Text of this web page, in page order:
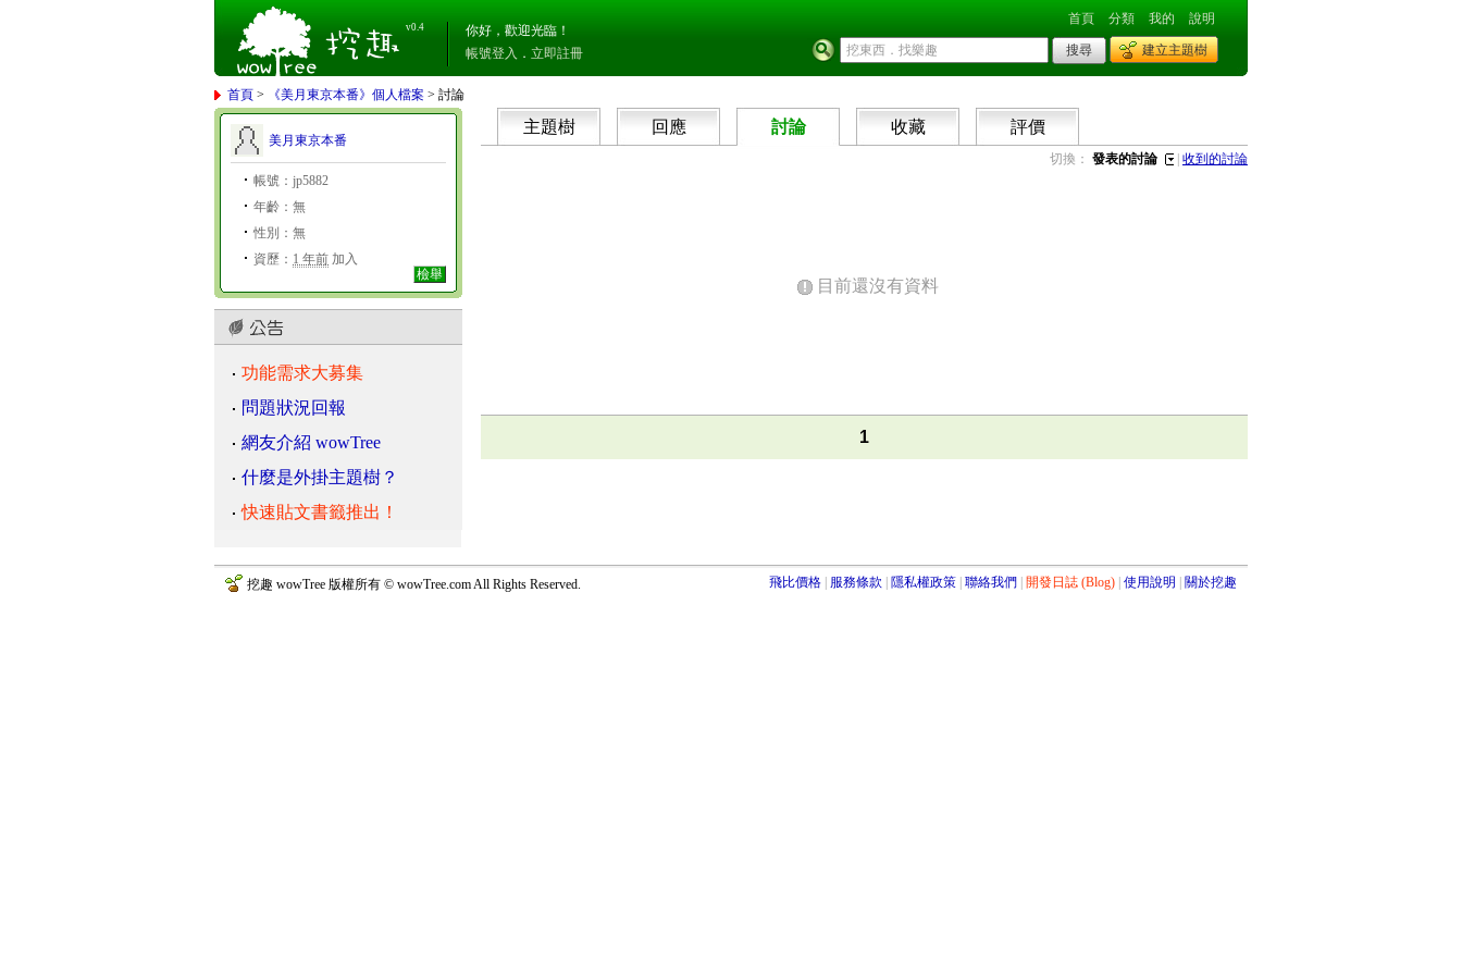
v0.4
你好，歡迎光臨！
帳號登入 ． 立即註冊
首頁 分類 我的 說明
建立主題樹
首頁 > 《美月東京本番》個人檔案 > 討論
美月東京本番
帳號：jp5882
年齡：無
性別：無
資歷： 1 年前 加入
檢舉
功能需求大募集
問題狀況回報
網友介紹 wowTree
什麼是外掛主題樹？
快速貼文書籤推出！
主題樹 回應 討論 收藏 評價
切換： 發表的討論 | 收到的討論
目前還沒有資料
1
挖趣 wowTree 版權所有 © wowTree.com All Rights Reserved. 飛比價格 服務條款 隱私權政策 聯絡我們 開發日誌 (Blog) 使用說明 關於挖趣